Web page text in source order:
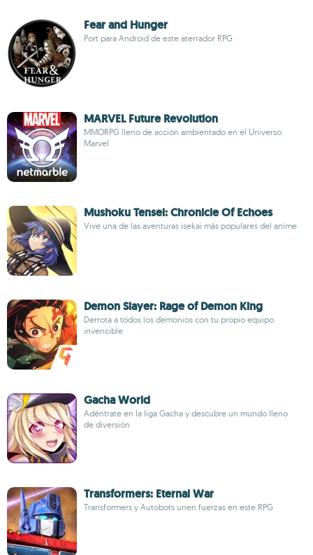
Fear and Hunger
Port para Android de este aterrador RPG
MARVEL Future Revolution
MMORPG lleno de acción ambientado en el Universo
Marvel
Mushoku Tensei: Chronicle Of Echoes
Vive una de las aventuras isekai más populares del anime
Demon Slayer: Rage of Demon King
Derrota a todos los demonios con tu propio equipo
invencible
Gacha World
Adéntrate en la liga Gacha y descubre un mundo lleno
de diversión
Transformers: Eternal War
Transformers y Autobots unen fuerzas en este RPG